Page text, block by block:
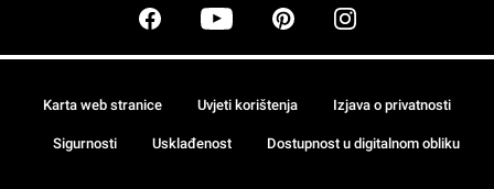
Karta web stranice Uvjeti korištenja Izjava o privatnosti
Sigurnosti Usklađenost Dostupnost u digitalnom obliku